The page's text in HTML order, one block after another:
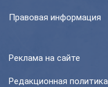
Правовая информация
Реклама на сайте
Редакционная политика